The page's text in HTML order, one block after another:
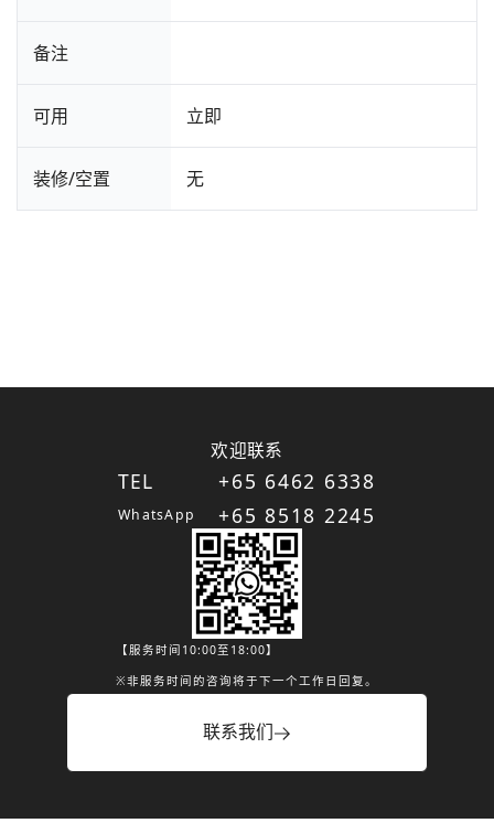
备注
可用 立即
装修/空置 无
欢迎联系
TEL
WhatsApp
+65 6462 6338
+65 8518 2245
【服务时间10:00至18:00】
※非服务时间的咨询将于下一个工作日回复。
联系我们